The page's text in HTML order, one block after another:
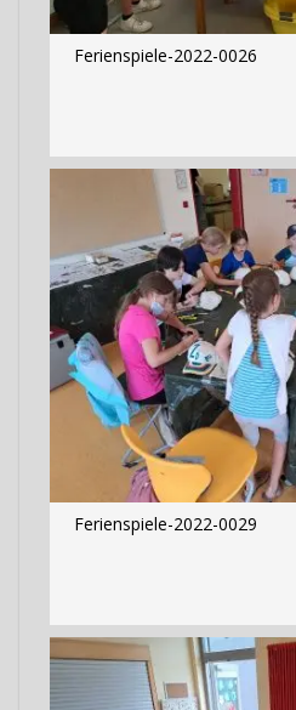
Ferienspiele-2022-0026
Ferienspiele-2022-0029